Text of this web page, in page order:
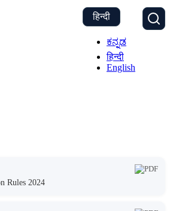
हिन्दी
ಕನ್ನಡ
हिन्दी
English
Rules 2024